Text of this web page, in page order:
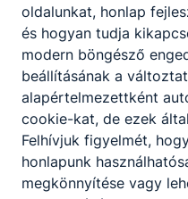
oldalunkat, honlap
és hogyan tudja
modern böngésző
beállításának a
alapértelmezettként
cookie-kat, de ezek
Felhívjuk figyelmét,
honlapunk
megkönnyítése vagy